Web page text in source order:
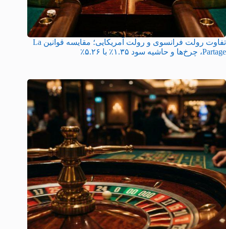
تفاوت رولت فرانسوی و رولت آمریکایی؛ مقایسه قوانین La
Partage، چرخ‌ها و حاشیه سود ۱.۳۵٪ با ۵.۲۶٪